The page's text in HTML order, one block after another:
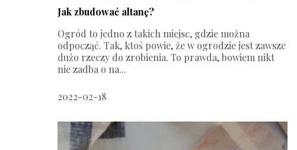
Jak zbudować altanę?
Ogród to jedno z takich miejsc, gdzie można
odpocząć. Tak, ktoś powie, że w ogrodzie jest zawsze
dużo rzeczy do zrobienia. To prawda, bowiem nikt
nie zadba o na...
2022-02-18